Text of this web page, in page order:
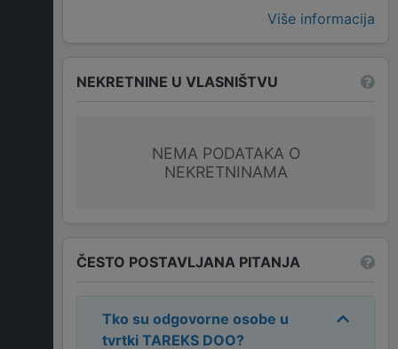
Više informacija
NEKRETNINE U VLASNIŠTVU
NEMA PODATAKA O
NEKRETNINAMA
ČESTO POSTAVLJANA PITANJA
Tko su odgovorne osobe u
tvrtki TAREKS DOO?